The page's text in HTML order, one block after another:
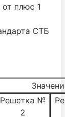
плюс 1
СТБ
Решетка №
2